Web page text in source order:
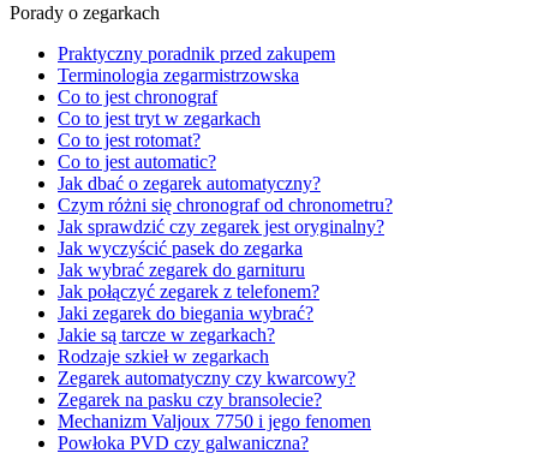
Porady o zegarkach
Praktyczny poradnik przed zakupem
Terminologia zegarmistrzowska
Co to jest chronograf
Co to jest tryt w zegarkach
Co to jest rotomat?
Co to jest automatic?
Jak dbać o zegarek automatyczny?
Czym różni się chronograf od chronometru?
Jak sprawdzić czy zegarek jest oryginalny?
Jak wyczyścić pasek do zegarka
Jak wybrać zegarek do garnituru
Jak połączyć zegarek z telefonem?
Jaki zegarek do biegania wybrać?
Jakie są tarcze w zegarkach?
Rodzaje szkieł w zegarkach
Zegarek automatyczny czy kwarcowy?
Zegarek na pasku czy bransolecie?
Mechanizm Valjoux 7750 i jego fenomen
Powłoka PVD czy galwaniczna?